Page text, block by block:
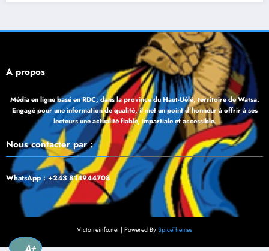
À propos
Média en ligne basé en RDC, dans la province du Haut-Uélé, territoire de Watsa.
Engagé pour une information de qualité, il met un point d’honneur à offrir à ses
lecteurs une actualité fiable, impartiale et accessible.
Nous contacter par :
WhatsApp : +243 814944708
Victoireinfo.net | Powered By SpiceThemes